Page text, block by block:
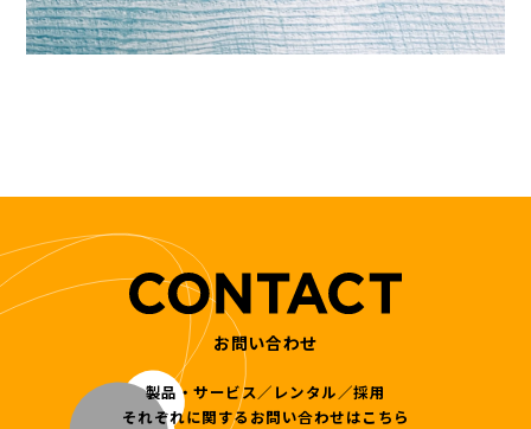
お問い合わせ
製品・サービス／レンタル／採用
それぞれに関するお問い合わせはこちら